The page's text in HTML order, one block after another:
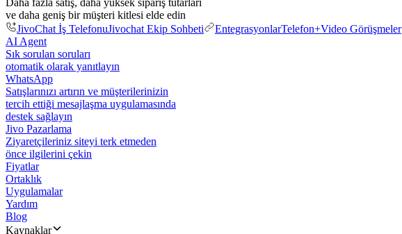
Daha fazla satış, daha yüksek sipariş tutarları
ve daha geniş bir müşteri kitlesi elde edin
JivoChat İş TelefonuJivochat Ekip Sohbeti EntegrasyonlarTelefon+Video Görüşmeler
AI Agent
Sık sorulan soruları
otomatik olarak yanıtlayın
WhatsApp
Satışlarınızı artırın ve müşterilerinizin
tercih ettiği mesajlaşma uygulamasında
destek sağlayın
Jivo Pazarlama
Ziyaretçileriniz siteyi terk etmeden
önce ilgilerini çekin
Fiyatlar
Ortaklık
Uygulamalar
Yardım
Blog
Kaynaklar